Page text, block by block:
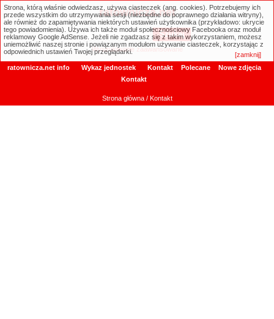
ratownicza.net
Wyszukiwanie zaawansowane
ratownicza.net info Wykaz jednostek Kontakt Polecane
Nowe zdjęcia
Kontakt
Strona główna/ Kontakt
Strona, którą właśnie odwiedzasz, używa ciasteczek (ang. cookies). Potrzebujemy ich
przede wszystkim do utrzymywania sesji (niezbędne do poprawnego działania witryny),
ale również do zapamiętywania niektórych ustawień użytkownika (przykładowo: ukrycie
tego powiadomienia). Używa ich także moduł społecznościowy Facebooka oraz moduł
reklamowy Google AdSense. Jeżeli nie zgadzasz się z takim wykorzystaniem, możesz
uniemożliwić naszej stronie i powiązanym modułom używanie ciasteczek, korzystając z
odpowiednich ustawień Twojej przeglądarki.
[zamknij]